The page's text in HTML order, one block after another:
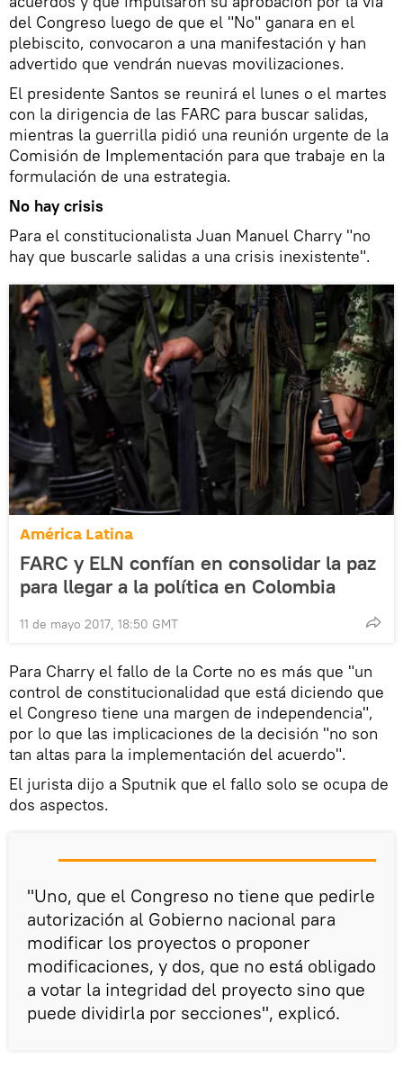
del Congreso luego de que el "No" ganara en el
plebiscito, convocaron a una manifestación y han
advertido que vendrán nuevas movilizaciones.
El presidente Santos se reunirá el lunes o el martes
con la dirigencia de las FARC para buscar salidas,
mientras la guerrilla pidió una reunión urgente de la
Comisión de Implementación para que trabaje en la
formulación de una estrategia.
No hay crisis
Para el constitucionalista Juan Manuel Charry "no
hay que buscarle salidas a una crisis inexistente".
América Latina
FARC y ELN confían en consolidar la paz
para llegar a la política en Colombia
11 de mayo 2017, 18:50 GMT
Para Charry el fallo de la Corte no es más que "un
control de constitucionalidad que está diciendo que
el Congreso tiene una margen de independencia",
por lo que las implicaciones de la decisión "no son
tan altas para la implementación del acuerdo".
El jurista dijo a Sputnik que el fallo solo se ocupa de
dos aspectos.
"Uno, que el Congreso no tiene que pedirle
autorización al Gobierno nacional para
modificar los proyectos o proponer
modificaciones, y dos, que no está obligado
a votar la integridad del proyecto sino que
puede dividirla por secciones", explicó.